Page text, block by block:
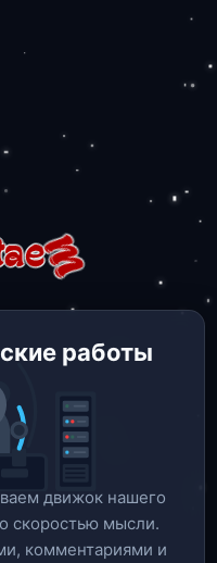
работы
движок нашего
скоростью мысли.
комментариями и